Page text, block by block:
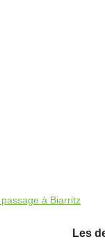
à Biarritz
Les